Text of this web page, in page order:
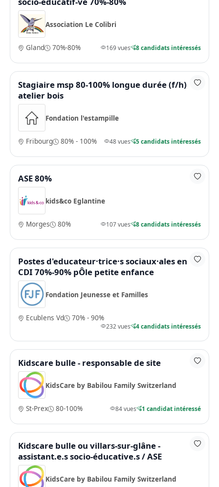
Association Le Colibri
Gland 70%-80% 169 vues 8 candidats intéressés
Stagiaire msp 80-100% longue durée (f/h)
atelier bois
Fondation l'estampille
Fribourg 80% - 100% 48 vues 5 candidats intéressés
ASE 80%
kids&co Eglantine
Morges 80% 107 vues 8 candidats intéressés
Postes d'educateur·trice·s sociaux·ales en
CDI 70%-90% pÔle petite enfance
Fondation Jeunesse et Familles
Ecublens Vd 70% - 90%
232 vues 4 candidats intéressés
Kidscare bulle - responsable de site
KidsCare by Babilou Family Switzerland
St-Prex 80-100% 84 vues 1 candidat intéressé
Kidscare bulle ou villars-sur-glâne -
assistant.e.s socio-éducative.s / ASE
KidsCare by Babilou Family Switzerland